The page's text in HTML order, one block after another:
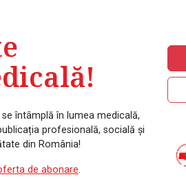
întâmplă în lumea medicală,
profesională, socială și
din România!
de abonare.